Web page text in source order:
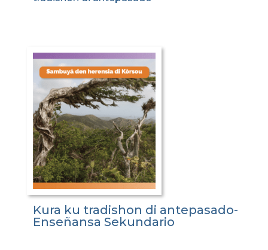
Kura ku tradishon di antepasado-
Enseñansa Sekundario